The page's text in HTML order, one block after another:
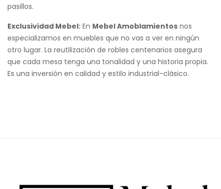
pasillos.
Exclusividad Mebel: En Mebel Amoblamientos nos
especializamos en muebles que no vas a ver en ningún
otro lugar. La reutilización de robles centenarios asegura
que cada mesa tenga una tonalidad y una historia propia.
Es una inversión en calidad y estilo industrial-clásico.